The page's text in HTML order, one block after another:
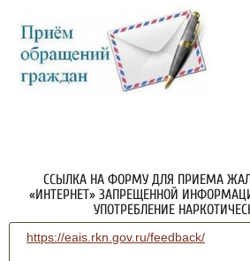
ССЫЛКА НА ФОРМУ ДЛЯ ПРИЕМА
«ИНТЕРНЕТ» ЗАПРЕЩЕННОЙ
УПОТРЕБЛЕНИЕ
https://eais.rkn.gov.ru/feedback/